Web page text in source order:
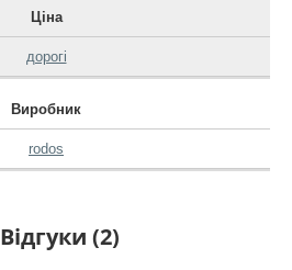
Ціна
дорогі
Виробник
rodos
Відгуки (2)